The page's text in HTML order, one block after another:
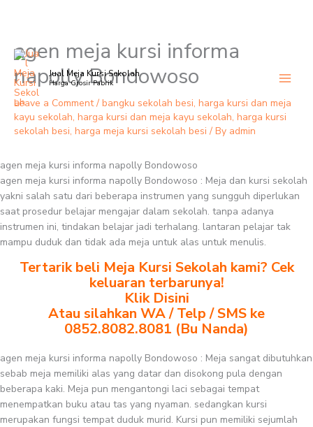
Skip
content
Jual Meja Kursi Sekolah
Harga Grosir Pabrik
agen meja kursi informa
napolly Bondowoso
Leave a Comment / bangku sekolah besi, harga kursi dan meja
kayu sekolah, harga kursi dan meja kayu sekolah, harga kursi
sekolah besi, harga meja kursi sekolah besi / By admin
agen meja kursi informa napolly Bondowoso
agen meja kursi informa napolly Bondowoso : Meja dan kursi sekolah
yakni salah satu dari beberapa instrumen yang sungguh diperlukan
saat prosedur belajar mengajar dalam sekolah. tanpa adanya
instrumen ini, tindakan belajar jadi terhalang. lantaran pelajar tak
mampu duduk dan tidak ada meja untuk alas untuk menulis.
Tertarik beli Meja Kursi Sekolah kami? Cek
keluaran terbarunya!
Klik Disini
Atau silahkan WA / Telp / SMS ke
0852.8082.8081 (Bu Nanda)
agen meja kursi informa napolly Bondowoso : Meja sangat dibutuhkan
sebab meja memiliki alas yang datar dan disokong pula dengan
beberapa kaki. Meja pun mengantongi laci sebagai tempat
menempatkan buku atau tas yang nyaman. sedangkan kursi
merupakan fungsi tempat duduk murid. Kursi pun memiliki sejumlah